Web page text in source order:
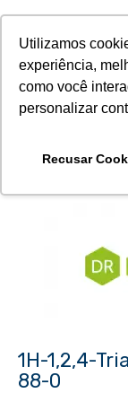
Utilizamos
experiência,
como você
personalizar
Recusar
Produtos -
1H-1,2,4-
88-0